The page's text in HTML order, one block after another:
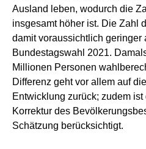
Ausland leben, wodurch die
insgesamt höher ist. Die Zahl
damit voraussichtlich geringer
Bundestagswahl 2021.
Millionen Personen
Differenz geht vor allem auf
Entwicklung zurück; zudem
Korrektur des
Schätzung berücksichtigt.